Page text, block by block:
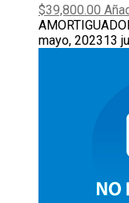
$39,800.00
mayo, 202313